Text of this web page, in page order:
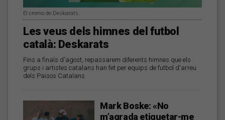
El cromo de Deskarats
Les veus dels himnes del futbol
català: Deskarats
Fins a finals d'agost, repassarem diferents himnes que els
grups i artistes catalans han fet per equips de futbol d'arreu
dels Països Catalans
Mark Boske: «No
m’agrada etiquetar-me